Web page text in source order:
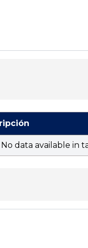
No data available in